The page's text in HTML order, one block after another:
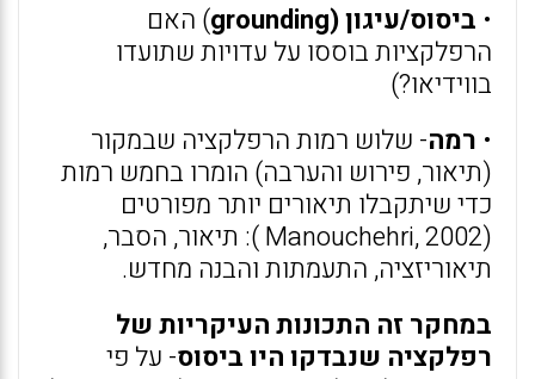
• ביסוס/עיגון (grounding
) האם
הרפלקציות בוססו על עדויות שתועדו
בווידיאו?)
• רמה- שלוש רמות הרפלקציה שבמקור
(תיאור, פירוש והערבה) הומרו בחמש רמות
כדי שיתקבלו תיאורים יותר מפורטים
(Manouchehri, 2002 ): תיאור, הסבר,
תיאוריזציה, התעמתות והבנה מחדש.
במחקר זה התכונות העיקריות של
רפלקציה שנבדקו היו ביסוס- על פי